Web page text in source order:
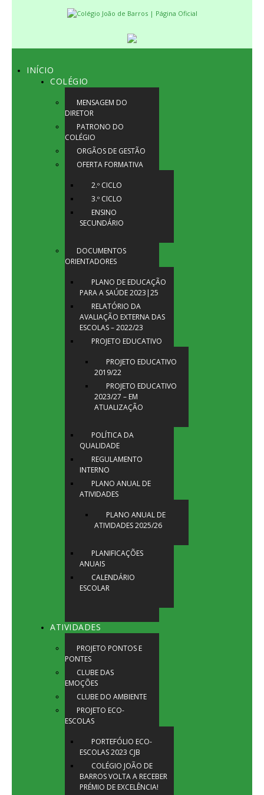
INÍCIO
COLÉGIO
MENSAGEM DO
DIRETOR
PATRONO DO
COLÉGIO
ORGÃOS DE GESTÃO
OFERTA FORMATIVA
2.º CICLO
3.º CICLO
ENSINO
SECUNDÁRIO
DOCUMENTOS
ORIENTADORES
PLANO DE EDUCAÇÃO
PARA A SAÚDE 2023|25
RELATÓRIO DA
AVALIAÇÃO EXTERNA DAS
ESCOLAS – 2022/23
PROJETO EDUCATIVO
PROJETO EDUCATIVO
2019/22
PROJETO EDUCATIVO
2023/27 – EM
ATUALIZAÇÃO
POLÍTICA DA
QUALIDADE
REGULAMENTO
INTERNO
PLANO ANUAL DE
ATIVIDADES
PLANO ANUAL DE
ATIVIDADES 2025/26
PLANIFICAÇÕES
ANUAIS
CALENDÁRIO
ESCOLAR
ATIVIDADES
PROJETO PONTOS E
PONTES
CLUBE DAS
EMOÇÕES
CLUBE DO AMBIENTE
PROJETO ECO-
ESCOLAS
PORTEFÓLIO ECO-
ESCOLAS 2023 CJB
COLÉGIO JOÃO DE
BARROS VOLTA A RECEBER
PRÉMIO DE EXCELÊNCIA!